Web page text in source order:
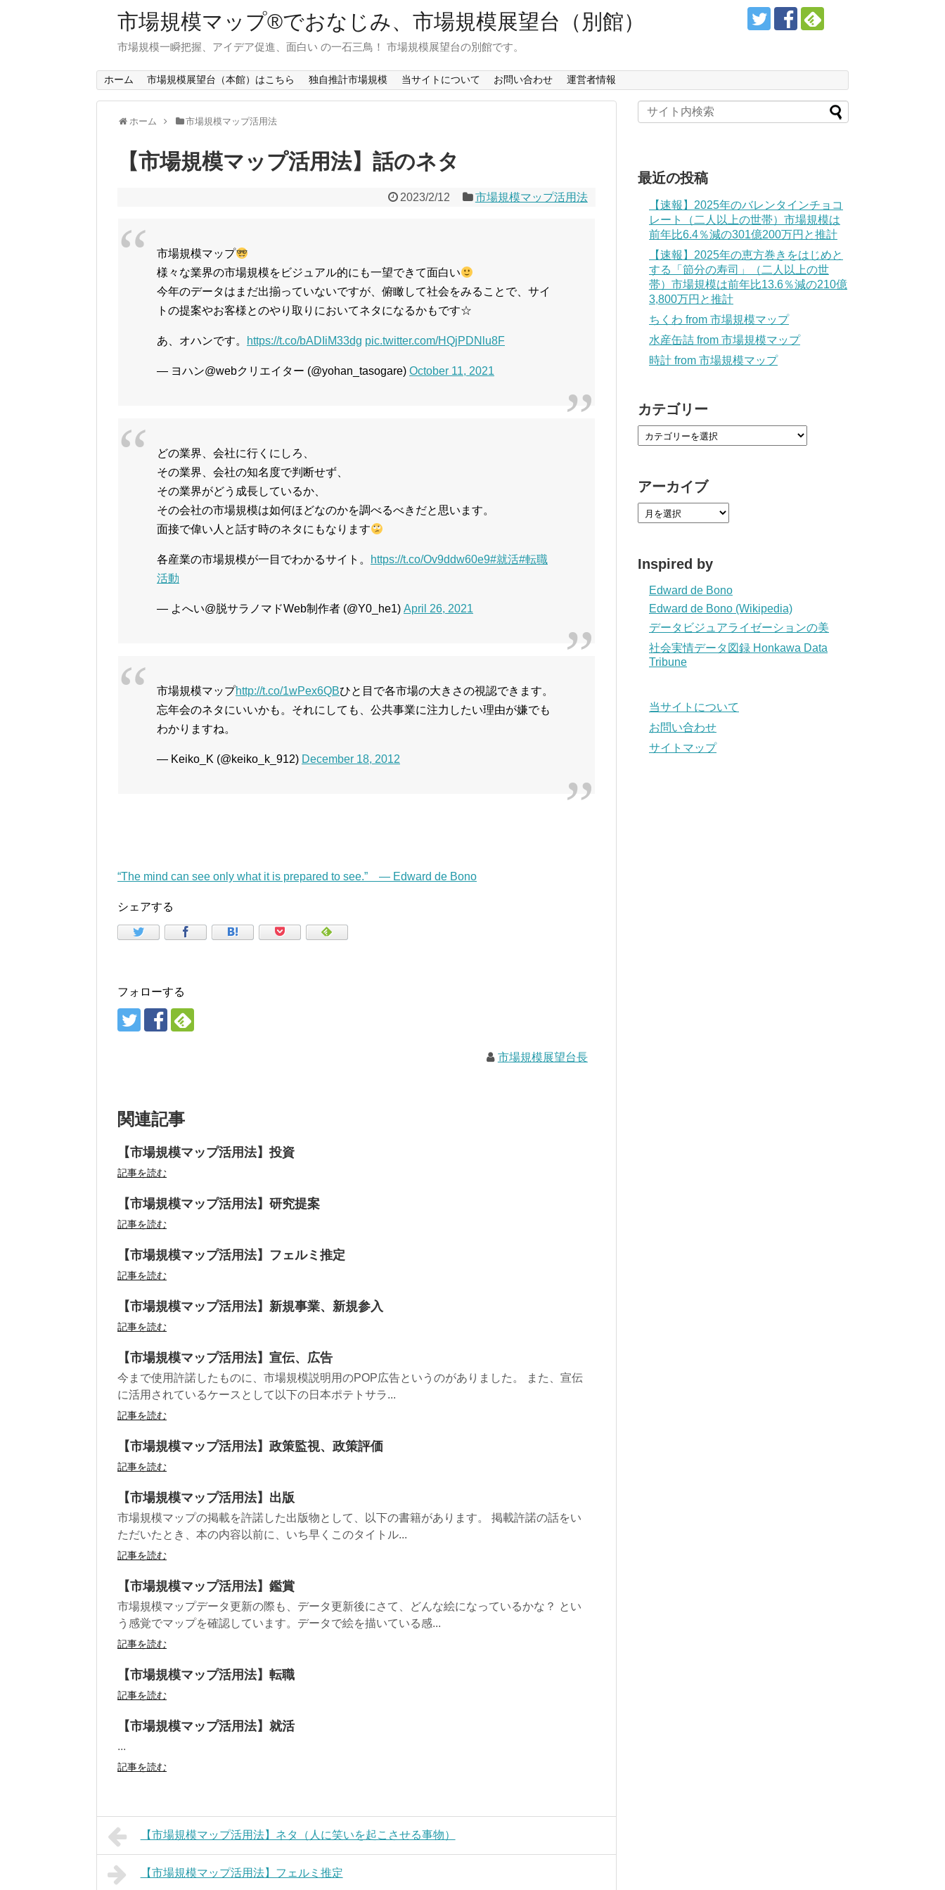
市場規模マップ®でおなじみ、市場規模展望台（別館）
市場規模一瞬把握、アイデア促進、面白い の一石三鳥！ 市場規模展望台の別館です。
ホーム 市場規模展望台（本館）はこちら 独自推計市場規模 当サイトについて お問い合わせ 運営者情報
ホーム 市場規模マップ活用法
【市場規模マップ活用法】話のネタ
2023/2/12 市場規模マップ活用法
市場規模マップ
様々な業界の市場規模をビジュアル的にも一望できて面白い
今年のデータはまだ出揃っていないですが、俯瞰して社会をみることで、サイ
トの提案やお客様とのやり取りにおいてネタになるかもです☆
あ、オハンです。 https://t.co/bADIiM33dg pic.twitter.com/HQjPDNlu8F
— ヨハン@webクリエイター (@yohan_tasogare) October 11, 2021
どの業界、会社に行くにしろ、
その業界、会社の知名度で判断せず、
その業界がどう成長しているか、
その会社の市場規模は如何ほどなのかを調べるべきだと思います。
面接で偉い人と話す時のネタにもなります
各産業の市場規模が一目でわかるサイト。 https://t.co/Ov9ddw60e9#就活#転職
活動
— よへい@脱サラノマドWeb制作者 (@Y0_he1) April 26, 2021
市場規模マップhttp://t.co/1wPex6QBひと目で各市場の大きさの視認できます。
忘年会のネタにいいかも。それにしても、公共事業に注力したい理由が嫌でも
わかりますね。
— Keiko_K (@keiko_k_912) December 18, 2012
“The mind can see only what it is prepared to see.” — Edward de Bono
シェアする
フォローする
市場規模展望台長
関連記事
【市場規模マップ活用法】投資
記事を読む
【市場規模マップ活用法】研究提案
記事を読む
【市場規模マップ活用法】フェルミ推定
記事を読む
【市場規模マップ活用法】新規事業、新規参入
記事を読む
【市場規模マップ活用法】宣伝、広告
今まで使用許諾したものに、市場規模説明用のPOP広告というのがありました。 また、宣伝
に活用されているケースとして以下の日本ポテトサラ...
記事を読む
【市場規模マップ活用法】政策監視、政策評価
記事を読む
【市場規模マップ活用法】出版
市場規模マップの掲載を許諾した出版物として、以下の書籍があります。 掲載許諾の話をい
ただいたとき、本の内容以前に、いち早くこのタイトル...
記事を読む
【市場規模マップ活用法】鑑賞
市場規模マップデータ更新の際も、データ更新後にさて、どんな絵になっているかな？ とい
う感覚でマップを確認しています。データで絵を描いている感...
記事を読む
【市場規模マップ活用法】転職
記事を読む
【市場規模マップ活用法】就活
...
記事を読む
【市場規模マップ活用法】ネタ（人に笑いを起こさせる事物）
【市場規模マップ活用法】フェルミ推定
最近の投稿
【速報】2025年のバレンタインチョコ
レート（二人以上の世帯）市場規模は
前年比6.4％減の301億200万円と推計
【速報】2025年の恵方巻きをはじめと
する「節分の寿司」（二人以上の世
帯）市場規模は前年比13.6％減の210億
3,800万円と推計
ちくわ from 市場規模マップ
水産缶詰 from 市場規模マップ
時計 from 市場規模マップ
カテゴリー
アーカイブ
Inspired by
Edward de Bono
Edward de Bono (Wikipedia)
データビジュアライゼーションの美
社会実情データ図録 Honkawa Data
Tribune
当サイトについて
お問い合わせ
サイトマップ